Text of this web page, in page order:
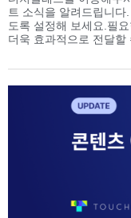
트 소식을 알려드립니
도록 설정해 보세요.필
더욱 효과적으로 전달할